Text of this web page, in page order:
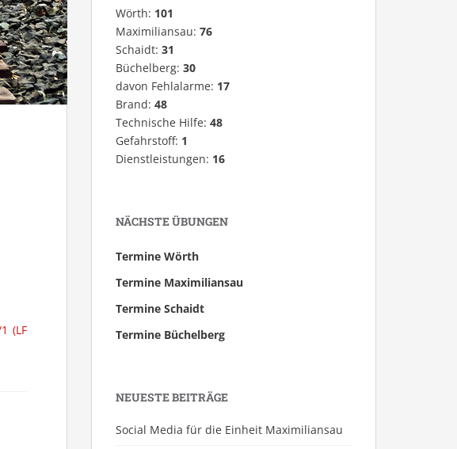
(LF
Wörth: 101
Maximiliansau: 76
Schaidt: 31
Büchelberg: 30
davon Fehlalarme: 17
Brand: 48
Technische Hilfe: 48
Gefahrstoff: 1
Dienstleistungen: 16
NÄCHSTE ÜBUNGEN
Termine Wörth
Termine Maximiliansau
Termine Schaidt
Termine Büchelberg
NEUESTE BEITRÄGE
Social Media für die Einheit Maximiliansau